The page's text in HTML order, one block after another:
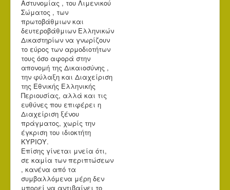
Αστυνομίας , του Λιμενικού
Σώματος , των
πρωτοβάθμιων και
δευτεροβάθμιων Ελληνικών
Δικαστηρίων να γνωρίζουν
το εύρος των αρμοδιοτήτων
τους όσο αφορά στην
απονομή της Δικαιοσύνης ,
την φύλαξη και Διαχείριση
της Εθνικής Ελληνικής
Περιουσίας, αλλά και τις
ευθύνες που επιφέρει η
Διαχείριση ξένου
πράγματος, χωρίς την
έγκριση του ιδιοκτήτη
ΚΥΡΙΟΥ.
Επίσης γίνεται μνεία ότι,
σε καμία των περιπτώσεων
, κανένα από τα
συμβαλλόμενα μέρη δεν
μπορεί να αντιβαίνει το